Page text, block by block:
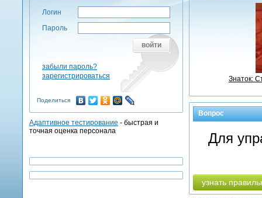
Знаток:
Вопрос
Для
узнать
Логин
Пароль
войти
забыли пароль?
зарегистрироваться
Поделиться
Адаптивное тестирование - быстрая и
точная оценка персонала